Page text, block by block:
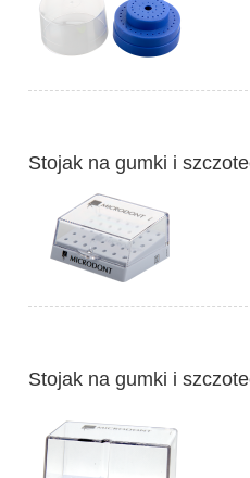
Stojak na gumki i
Stojak na gumki i